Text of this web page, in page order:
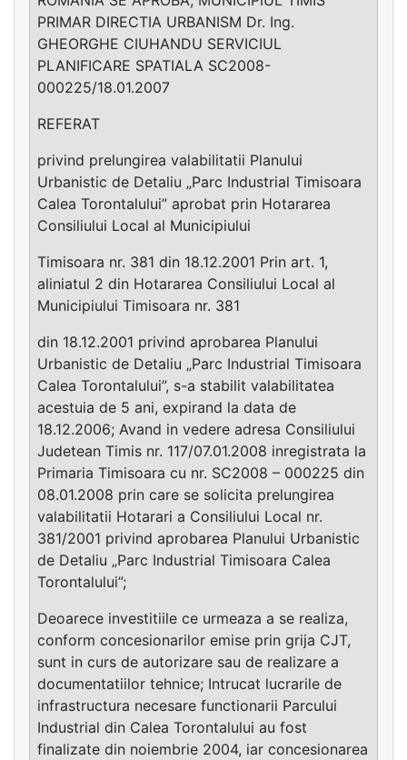
PRIMAR DIRECTIA URBANISM Dr. Ing.
GHEORGHE CIUHANDU SERVICIUL
PLANIFICARE SPATIALA SC2008-
000225/18.01.2007
REFERAT
privind prelungirea valabilitatii Planului
Urbanistic de Detaliu „Parc Industrial Timisoara
Calea Torontalului” aprobat prin Hotararea
Consiliului Local al Municipiului
Timisoara nr. 381 din 18.12.2001 Prin art. 1,
aliniatul 2 din Hotararea Consiliului Local al
Municipiului Timisoara nr. 381
din 18.12.2001 privind aprobarea Planului
Urbanistic de Detaliu „Parc Industrial Timisoara
Calea Torontalului”, s-a stabilit valabilitatea
acestuia de 5 ani, expirand la data de
18.12.2006; Avand in vedere adresa Consiliului
Judetean Timis nr. 117/07.01.2008 inregistrata la
Primaria Timisoara cu nr. SC2008 – 000225 din
08.01.2008 prin care se solicita prelungirea
valabilitatii Hotarari a Consiliului Local nr.
381/2001 privind aprobarea Planului Urbanistic
de Detaliu „Parc Industrial Timisoara Calea
Torontalului”;
Deoarece investitiile ce urmeaza a se realiza,
conform concesionarilor emise prin grija CJT,
sunt in curs de autorizare sau de realizare a
documentatiilor tehnice; Intrucat lucrarile de
infrastructura necesare functionarii Parcului
Industrial din Calea Torontalului au fost
finalizate din noiembrie 2004, iar concesionarea